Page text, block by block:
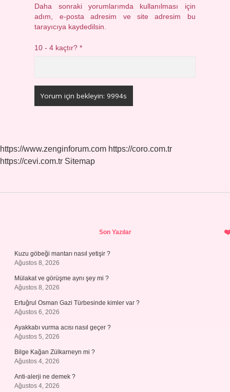
Daha sonraki yorumlarımda kullanılması için
adım, e-posta adresim ve site adresim bu
tarayıcıya kaydedilsin.
10 - 4 kaçtır?*
https://www.zenginforum.com https://coro.com.tr
https://cevi.com.tr Sitemap
Son Yazılar
Kuzu göbeği mantarı nasıl yetişir ?
Ağustos 8, 2026
Mülakat ve görüşme aynı şey mi ?
Ağustos 8, 2026
Ertuğrul Osman Gazi Türbesinde kimler var ?
Ağustos 6, 2026
Ayakkabı vurma acısı nasıl geçer ?
Ağustos 5, 2026
Bilge Kağan Zülkarneyn mi ?
Ağustos 4, 2026
Anti-alerji ne demek ?
Ağustos 4, 2026